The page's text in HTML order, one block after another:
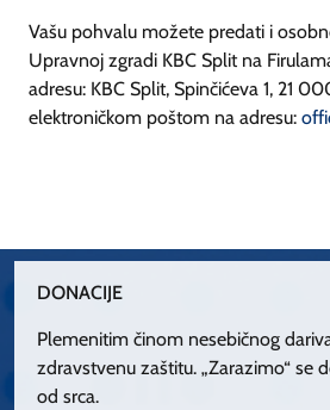
Vašu pohvalu možete predati i
Upravnoj zgradi KBC Split na
adresu: KBC Split, Spinčićeva 1, 21
elektroničkom poštom na adresu:
DONACIJE
Plemenitim činom nesebičnog
zdravstvenu zaštitu. „Zarazimo“ se
od srca.